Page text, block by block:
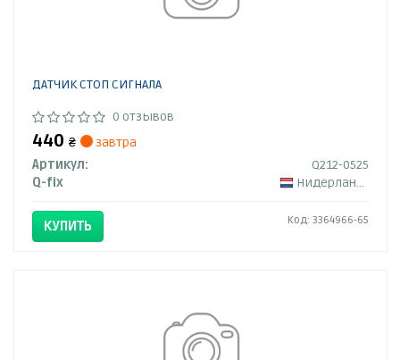
ДАТЧИК СТОП СИГНАЛА
0 отзывов
440 ₴
завтра
Артикул:
Q212-0525
Q-fix
Нидерланды
КУПИТЬ Код: 3364966-65